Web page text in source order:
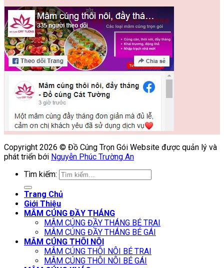
Copyright 2026 © Đồ Cúng Trọn Gói Website được quản lý và
phát triển bới Nguyễn Phúc Trường An
Tìm kiếm:
Trang Chủ
Giới Thiệu
MÂM CÚNG ĐẦY THÁNG
MÂM CÚNG ĐẦY THÁNG BÉ TRAI
MÂM CÚNG ĐẦY THÁNG BÉ GÁI
MÂM CÚNG THÔI NÔI
MÂM CÚNG THÔI NÔI BÉ TRAI
MÂM CÚNG THÔI NÔI BÉ GÁI